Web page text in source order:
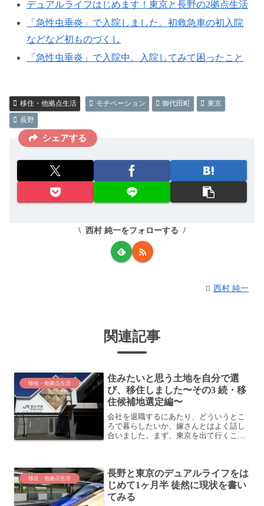
デュアルライフはじめます！東京と長野の2拠点生活
「急性虫垂炎」で入院しました。初救急車の初入院
などなど初ものづくし
「急性虫垂炎」で入院中。入院してみて困ったこと
移住・他拠点生活 モチベーション 御代田町
東京
長野
シェアする
西村 純一をフォローする
西村 純一
関連記事
移住・他拠点生活
住みたいと思う土地を自分で選
び、移住しました〜その3 続・移
住候補地選定編〜
会社を退職するにあたり、どういうとこ
ろで暮らしたいか、嫁さんとはよく話し
合いました。まず、東京を出て行くこと
だ、当初の計画どおり、東京...
移住・他拠点生活
長野と東京のデュアルライフをは
じめて1ヶ月半 徒然に現状を書い
てみる